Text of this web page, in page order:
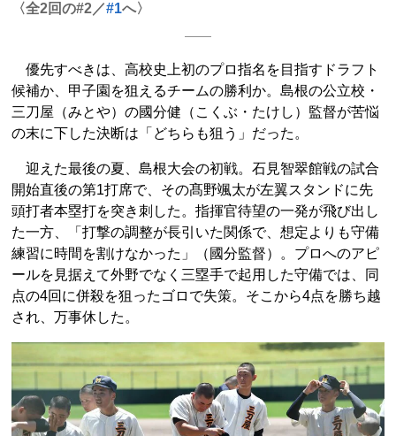
〈全2回の#2／#1へ〉
優先すべきは、高校史上初のプロ指名を目指すドラフト
候補か、甲子園を狙えるチームの勝利か。島根の公立校・
三刀屋（みとや）の國分健（こくぶ・たけし）監督が苦悩
の末に下した決断は「どちらも狙う」だった。
迎えた最後の夏、島根大会の初戦。石見智翠館戦の試合
開始直後の第1打席で、その髙野颯太が左翼スタンドに先
頭打者本塁打を突き刺した。指揮官待望の一発が飛び出し
た一方、「打撃の調整が長引いた関係で、想定よりも守備
練習に時間を割けなかった」（國分監督）。プロへのアピ
ールを見据えて外野でなく三塁手で起用した守備では、同
点の4回に併殺を狙ったゴロで失策。そこから4点を勝ち越
され、万事休した。